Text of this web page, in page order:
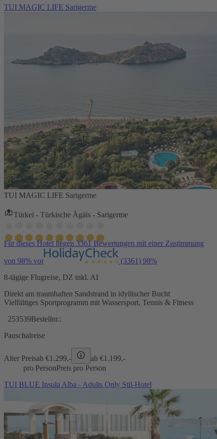
TUI MAGIC LIFE Sarigerme
TUI MAGIC LIFE Sarigerme
Türkei - Türkische Ägäis - Sarigerme
Für dieses Hotel liegen 3361 Bewertungen mit einer Zustimmung
von 98% vor (3361) 98%
8-tägige Flugreise, DZ inkl. AI
Direkt am traumhaften Sandstrand in idyllischer Bucht
Vielfältiges Sportprogramm mit Wassersport, Tennis & Fitness
253539Bestellnr.:
Pauschalreise
Alter Preisab €1.299,- ab €1.199,-
pro PersonPreis pro Person
TUI BLUE Insula Alba - Adults Only Stil-Hotel